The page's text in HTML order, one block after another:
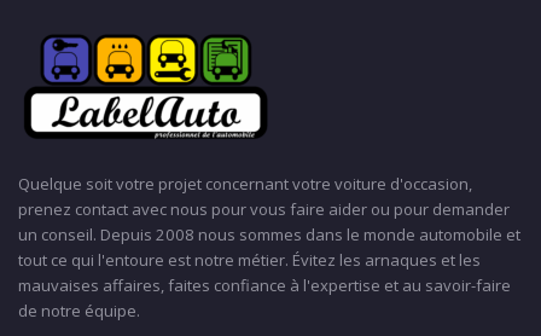
Quelque soit votre projet concernant votre voiture d'occasion,
prenez contact avec nous pour vous faire aider ou pour demander
un conseil. Depuis 2008 nous sommes dans le monde automobile et
tout ce qui l'entoure est notre métier. Évitez les arnaques et les
mauvaises affaires, faites confiance à l'expertise et au savoir-faire
de notre équipe.